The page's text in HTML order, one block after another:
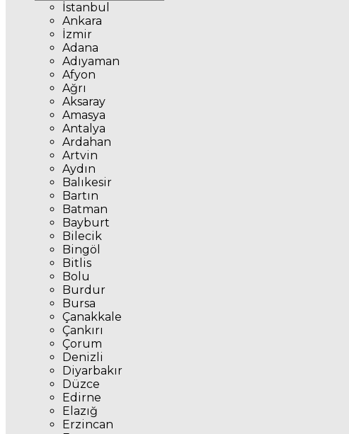
İstanbul
Ankara
İzmir
Adana
Adıyaman
Afyon
Ağrı
Aksaray
Amasya
Antalya
Ardahan
Artvin
Aydın
Balıkesir
Bartın
Batman
Bayburt
Bilecik
Bingöl
Bitlis
Bolu
Burdur
Bursa
Çanakkale
Çankırı
Çorum
Denizli
Diyarbakır
Düzce
Edirne
Elazığ
Erzincan